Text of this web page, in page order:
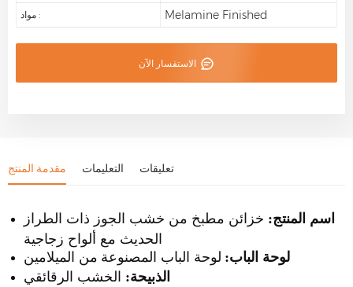
مواد : Melamine Finished
الاستفسار الآن
مقدمة المنتج التعليمات تعليقات
اسم المنتج: خزائن مطبخ من خشب الجوز ذات الطراز
الحديث مع ألواح زجاجية
لوحة الباب: لوحة الباب المصنوعة من الميلامين
الذبيحة: